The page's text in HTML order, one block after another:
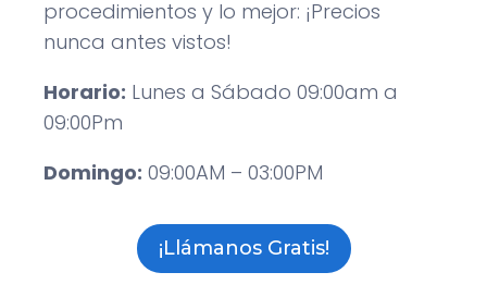
procedimientos y lo mejor: ¡Precios
nunca antes vistos!
Horario: Lunes a Sábado 09:00am a
09:00Pm
Domingo: 09:00AM – 03:00PM
¡Llámanos Gratis!